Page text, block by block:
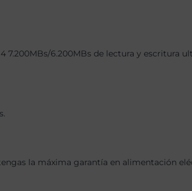
7.200MBs/6.200MBs de lectura y escritura
la máxima garantía en alimentación